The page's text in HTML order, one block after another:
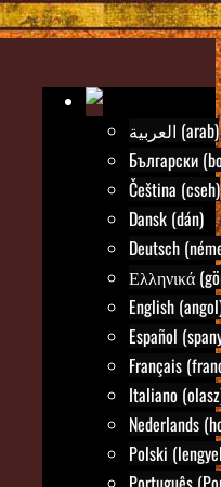
العربية (arab)
Български
Čeština (cseh)
Dansk (dán)
Deutsch
Ελληνικά
English
Español
Français
Italiano
Nederlands
Polski